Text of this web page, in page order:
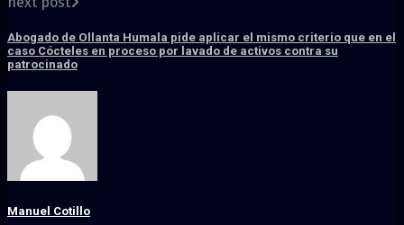
Abogado de Ollanta Humala pide aplicar el mismo criterio que en el
caso Cócteles en proceso por lavado de activos contra su
patrocinado
Manuel Cotillo